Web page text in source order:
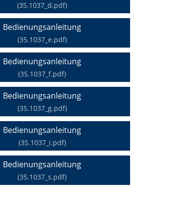
(35.1037_d.pdf)
Bedienungsanleitung
(35.1037_e.pdf)
Bedienungsanleitung
(35.1037_f.pdf)
Bedienungsanleitung
(35.1037_g.pdf)
Bedienungsanleitung
(35.1037_i.pdf)
Bedienungsanleitung
(35.1037_s.pdf)